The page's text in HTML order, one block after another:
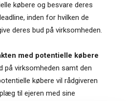
købere og besvare deres
inden for hvilken de
deres bud på virksomheden.
med potentielle købere
på virksomheden samt den
købere vil rådgiveren
til ejeren med sine